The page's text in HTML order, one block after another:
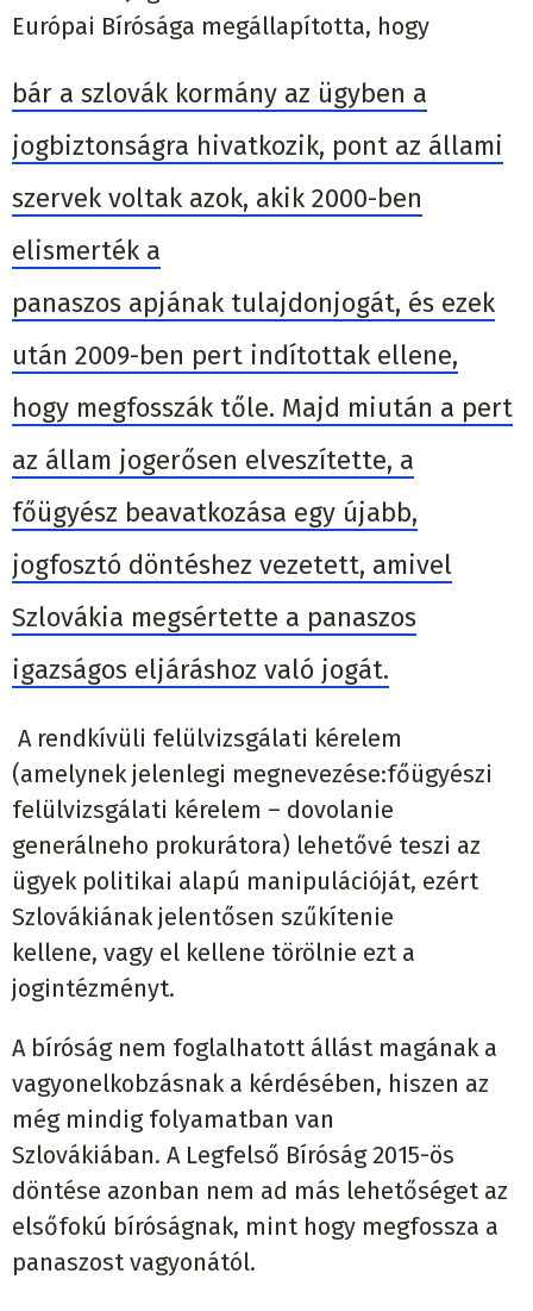
Európai Bírósága megállapította, hogy
bár a szlovák kormány az ügyben a
jogbiztonságra hivatkozik, pont az állami
szervek voltak azok, akik 2000-ben
elismerték a
panaszos apjának tulajdonjogát, és ezek
után 2009-ben pert indítottak ellene,
hogy megfosszák tőle. Majd miután a pert
az állam jogerősen elveszítette, a
főügyész beavatkozása egy újabb,
jogfosztó döntéshez vezetett, amivel
Szlovákia megsértette a panaszos
igazságos eljáráshoz való jogát.
A rendkívüli felülvizsgálati kérelem
(amelynek jelenlegi megnevezése:főügyészi
felülvizsgálati kérelem – dovolanie
generálneho prokurátora) lehetővé teszi az
ügyek politikai alapú manipulációját, ezért
Szlovákiának jelentősen szűkítenie
kellene, vagy el kellene törölnie ezt a
jogintézményt.
A bíróság nem foglalhatott állást magának a
vagyonelkobzásnak a kérdésében, hiszen az
még mindig folyamatban van
Szlovákiában. ALegfelső Bíróság 2015-ös
döntése azonban nem ad más lehetőséget az
elsőfokú bíróságnak, mint hogy megfossza a
panaszost vagyonától.